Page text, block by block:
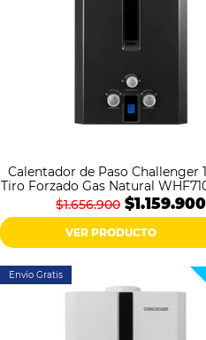
Calentador de Paso Challenger
Tiro Forzado Gas Natural
$1.656.900 $1.159.900
VER PRODUCTO
Envío Gratis